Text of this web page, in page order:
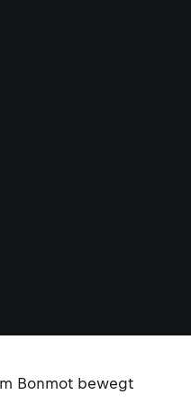
Bonmot bewegt